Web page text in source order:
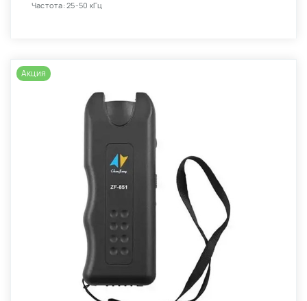
Частота: 25-50 кГц
Акция